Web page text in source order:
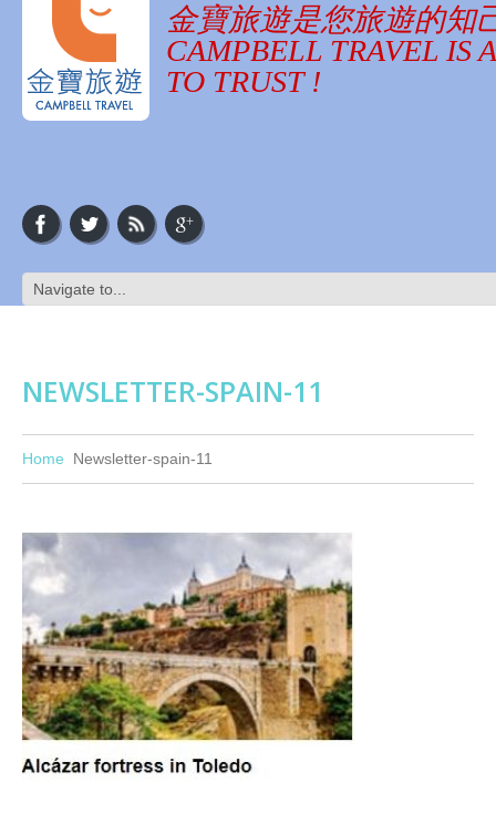
金寶旅遊是您旅遊的知
CAMPBELL TRAVEL IS
TO TRUST !
NEWSLETTER-SPAIN-11
Home Newsletter-spain-11